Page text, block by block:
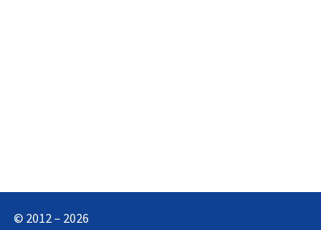
© 2012 – 2026